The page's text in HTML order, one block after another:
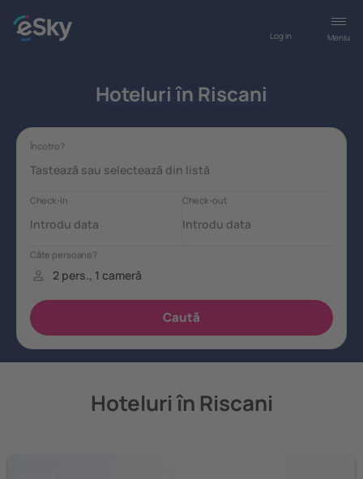
Meniu
Log in
Hoteluri în Riscani
Hoteluri în Riscani